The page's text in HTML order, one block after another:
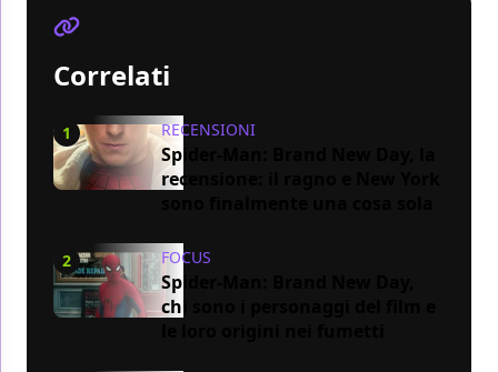
Correlati
1 RECENSIONI
Spider-Man: Brand New Day, la
recensione: il ragno e New York
2 FOCUS
Spider-Man: Brand New Day,
chi sono i personaggi del film e